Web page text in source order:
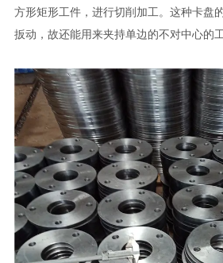
方形矩形工件，进行切削加工。这种卡盘
扳动，故还能用来夹持单边的不对中心的工